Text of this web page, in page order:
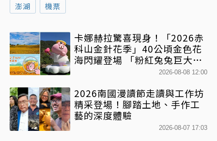
澎湖 機票
卡娜赫拉驚喜現身！「2026赤
科山金針花季」40公頃金色花
海閃耀登場 「粉紅兔兔巨大氣
球+超狂500樂遊券」快追
2026-08-08 12:00
2026南國漫讀節走讀與工作坊
精采登場！腳踏土地、手作工
藝的深度體驗
2026-08-07 17:03